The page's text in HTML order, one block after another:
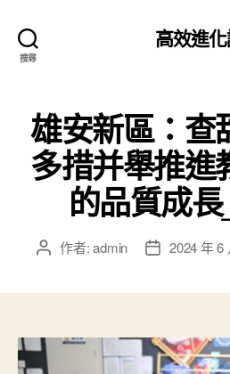
搜尋
高效進
雄安新區：查
多措并舉推進
的品質成
文 作者:admin
文
期
2024 年 6